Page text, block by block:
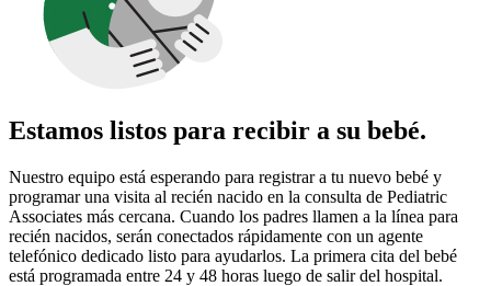
Estamos listos para recibir a su bebé.
Nuestro equipo está esperando para registrar a tu nuevo bebé y
programar una visita al recién nacido en la consulta de Pediatric
Associates más cercana. Cuando los padres llamen a la línea para
recién nacidos, serán conectados rápidamente con un agente
telefónico dedicado listo para ayudarlos. La primera cita del bebé
está programada entre 24 y 48 horas luego de salir del hospital.